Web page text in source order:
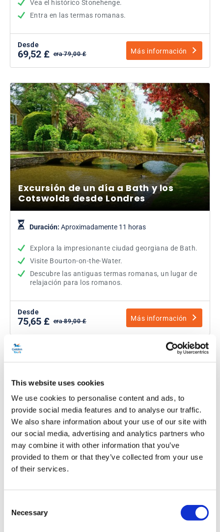
This website uses cookies
We use cookies to personalise content and ads, to
provide social media features and to analyse our traffic.
We also share information about your use of our site with
our social media, advertising and analytics partners who
may combine it with other information that you’ve
provided to them or that they’ve collected from your use
of their services.
Selection
Necessary
Vea el histórico Stonehenge.
Entra en las termas romanas.
Desde
69,52 £ era 79,00 £ Más información
Excursión de un día a Bath y los
Cotswolds desde Londres
Duración: Aproximadamente 11 horas
Explora la impresionante ciudad georgiana de Bath.
Visite Bourton-on-the-Water.
Descubre las antiguas termas romanas, un lugar de
relajación para los romanos.
Desde
75,65 £ era 89,00 £ Más información
Viaje a Oxford y Cambridge
Recorrido a pie por Oxford y Cambridge.